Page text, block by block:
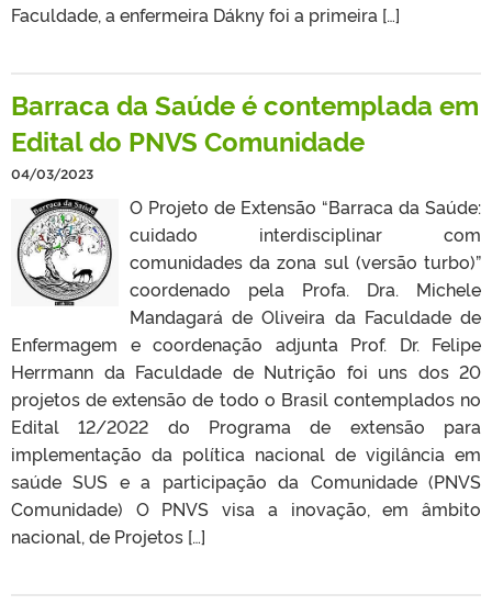
Faculdade, a enfermeira Dákny foi a primeira […]
Barraca da Saúde é contemplada em
Edital do PNVS Comunidade
04/03/2023
O Projeto de Extensão “Barraca da Saúde:
cuidado interdisciplinar com
comunidades da zona sul (versão turbo)”
coordenado pela Profa. Dra. Michele
Mandagará de Oliveira da Faculdade de
Enfermagem e coordenação adjunta Prof. Dr. Felipe
Herrmann da Faculdade de Nutrição foi uns dos 20
projetos de extensão de todo o Brasil contemplados no
Edital 12/2022 do Programa de extensão para
implementação da política nacional de vigilância em
saúde SUS e a participação da Comunidade (PNVS
Comunidade) O PNVS visa a inovação, em âmbito
nacional, de Projetos […]